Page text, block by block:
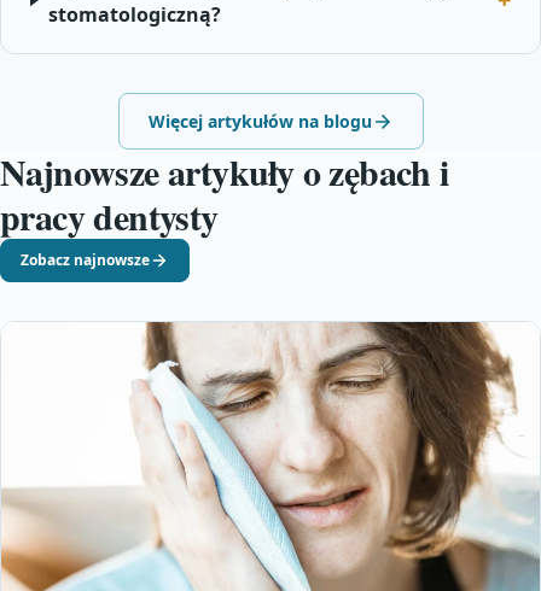
stomatologiczną?
Więcej artykułów na blogu
Najnowsze artykuły o zębach i
pracy dentysty
Zobacz najnowsze